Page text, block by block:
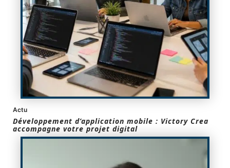
Actu
Développement d’application mobile : Victory Crea
accompagne votre projet digital